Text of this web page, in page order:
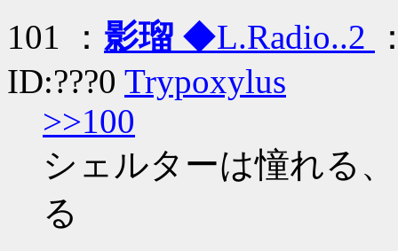
101 ： 影瑠 ◆L.Radio..2
ID:???0 Trypoxylus
>>100
シェルターは憧れる
る